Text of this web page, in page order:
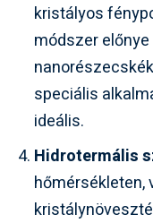
kristályos
módszer
speciális
ideális.
Hidrotermális
hőmérsékleten,